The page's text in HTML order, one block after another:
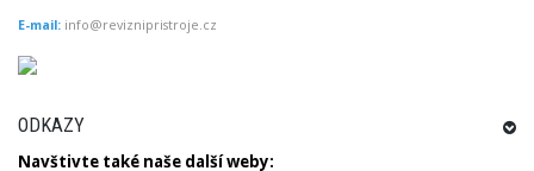
E-mail: info@reviznipristroje.cz
ODKAZY
Navštivte také naše dalšíweby: